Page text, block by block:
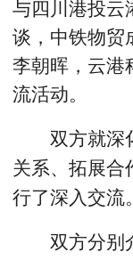
与四川港投云
谈，中铁物贸
李朝晖，云港
流活动。
双方就深
关系、拓展合
行了深入交流。
双方分别